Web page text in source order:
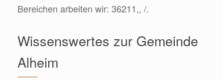
Bereichen arbeiten wir: 36211,, /.
Wissenswertes zur Gemeinde
Alheim